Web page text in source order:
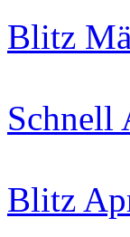
Blitz
Schnell
Blitz